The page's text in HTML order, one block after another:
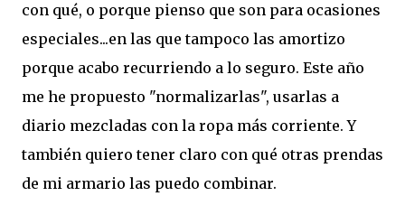
con qué, o porque pienso que son para ocasiones
especiales...en las que tampoco las amortizo
porque acabo recurriendo a lo seguro. Este año
me he propuesto "normalizarlas", usarlas a
diario mezcladas con la ropa más corriente. Y
también quiero tener claro con qué otras prendas
de mi armario las puedo combinar.